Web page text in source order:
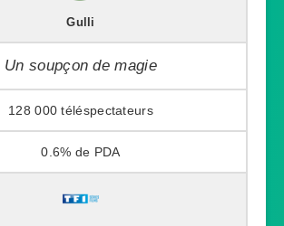
Gulli
Un soupçon de magie
128 000
0.6%